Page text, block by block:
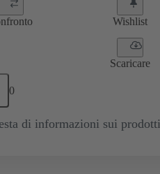
Wishlist
Scaricare
0
di informazioni sui prodotti